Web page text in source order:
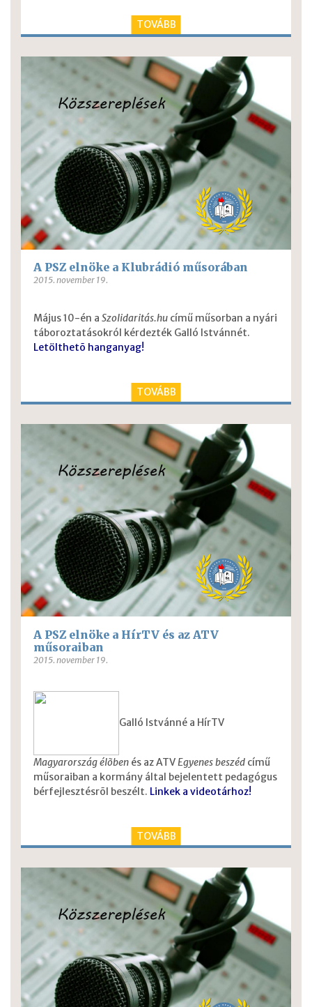
TOVÁBB
A PSZ elnöke a Klubrádió műsorában
2015. november 19.
Május 10-én a Szolidaritás.hucímű műsorban a nyári
táboroztatásokról kérdezték Galló Istvánnét.
Letölthetõ hanganyag!
TOVÁBB
A PSZ elnöke a HírTV és az ATV
műsoraiban
2015. november 19.
Galló Istvánné a HírTV
Magyarország élõbenés az ATVEgyenes beszédcímű
műsoraiban a kormány által bejelentett pedagógus
bérfejlesztésrõl beszélt. Linkek a videotárhoz!
TOVÁBB